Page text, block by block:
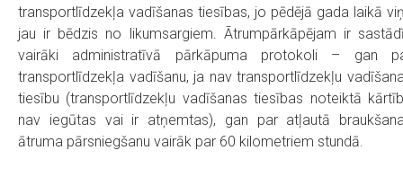
transportlīdzekļa vadīšanas tiesības, jo pēdējā gada laikā
jau ir bēdzis no likumsargiem. Ātrumpārkāpējam ir
vairāki administratīvā pārkāpuma protokoli – gan
transportlīdzekļa vadīšanu, ja nav transportlīdzekļu
tiesību (transportlīdzekļu vadīšanas tiesības noteiktā
nav iegūtas vai ir atņemtas), gan par atļautā
ātruma pārsniegšanu vairāk par 60 kilometriem stundā.